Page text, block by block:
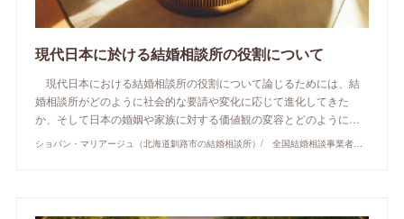
現代日本に於ける結婚相談所の役割について
現代日本における結婚相談所の役割について論じるためには、結
婚相談所がどのように社会的な要請や変化に応じて進化してきた
か、そして日本の婚姻や家族に対する価値観の変容とどのように…